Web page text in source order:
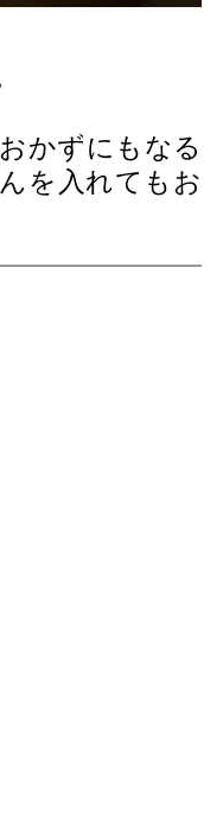
かずにもなる
を入れてもお